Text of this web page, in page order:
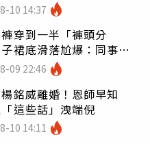
10 14:37
穿到一半「褲頭分
裙底滑落尬爆：同事全
09 22:46
銘威離婚！恩師早知
這些話」洩端倪
10 14:11